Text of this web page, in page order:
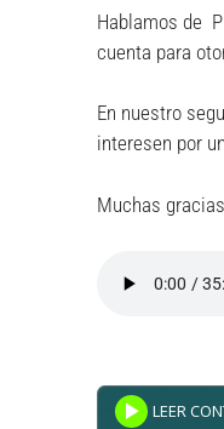
Hablamos de
cuenta para
En nuestro
interesen por
Muchas